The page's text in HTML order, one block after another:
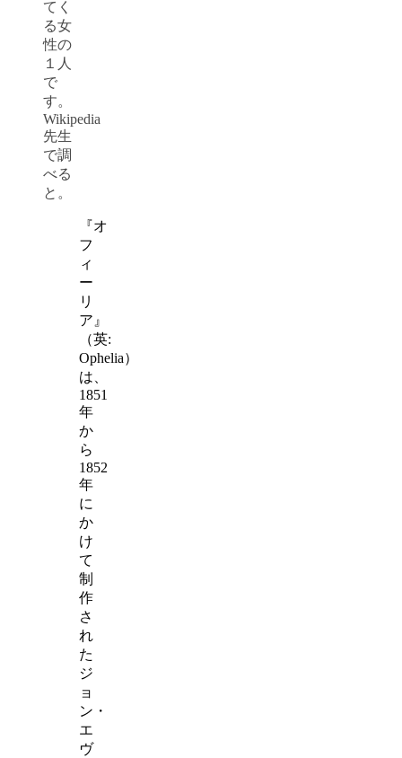
てく
る女
性の
１人
で
す。
Wikipedia
先生
で調
べる
と。
『オ
フ
ィ
ー
リ
ア』
（英:
Ophelia）
は、
1851
年
か
ら
1852
年
に
か
け
て
制
作
さ
れ
た
ジ
ョ
ン・
エ
ヴ